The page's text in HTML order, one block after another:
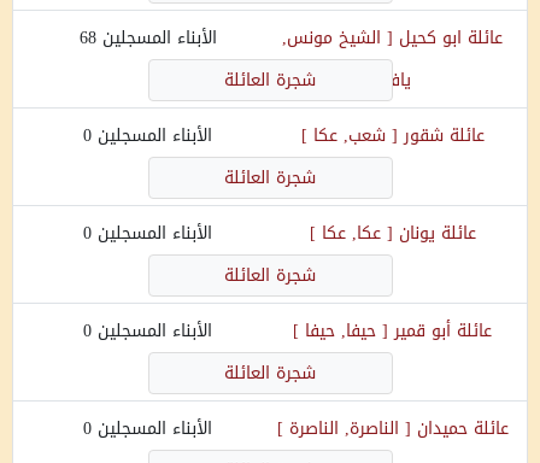
عائلة ابو كحيل [ الشيخ مونس,
يافا
الأبناء المسجلين68
شجرة العائلة
عائلةشقور [ شعب, عكا ] الأبناء المسجلين 0
شجرة العائلة
عائلة يونان [ عكا, عكا ] الأبناء المسجلين 0
شجرة العائلة
عائلة أبو قمير [حيفا, حيفا ] الأبناء المسجلين 0
شجرة العائلة
عائلةحميدان [ الناصرة, الناصرة ] الأبناء المسجلين 0